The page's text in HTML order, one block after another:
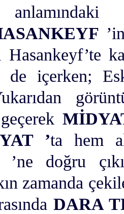
Hasankeyf’te
de içerken;
’ta hem
’ne doğru
zamanda
DARA